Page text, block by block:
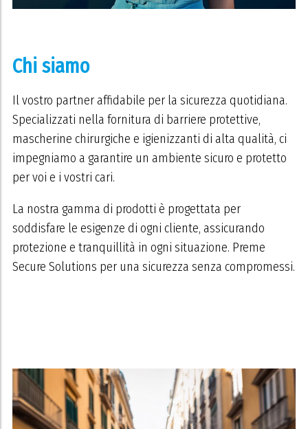
Chi siamo
Il vostro partner affidabile per la sicurezza quotidiana.
Specializzati nella fornitura di barriere protettive,
mascherine chirurgiche e igienizzanti di alta qualità, ci
impegniamo a garantire un ambiente sicuro e protetto
per voi e i vostri cari.
La nostra gamma di prodotti è progettata per
soddisfare le esigenze di ogni cliente, assicurando
protezione e tranquillità in ogni situazione. Preme
Secure Solutions per una sicurezza senza compromessi.